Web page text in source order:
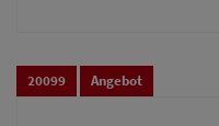
20099 Angebot